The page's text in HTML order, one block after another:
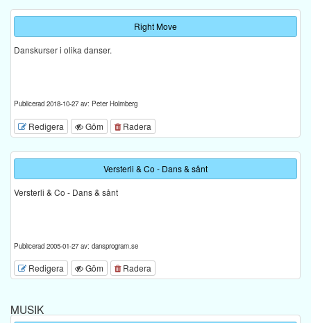
Right Move
Danskurser i olika danser.
Publicerad 2018-10-27 av: Peter Holmberg
Redigera Göm Radera
Versterli & Co - Dans & sånt
Versterli & Co - Dans & sånt
Publicerad 2005-01-27 av: dansprogram.se
Redigera Göm Radera
MUSIK